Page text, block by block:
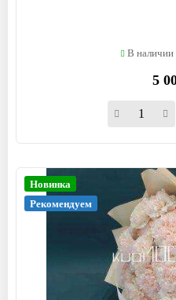
В наличии
5
Новинка
Рекомендуем